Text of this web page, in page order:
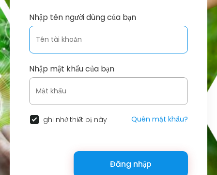
Nhập tên người dùng của bạn
Nhập mật khẩu của bạn
ghi nhớ thiết bị này Quên mật khẩu?
Đăng nhập